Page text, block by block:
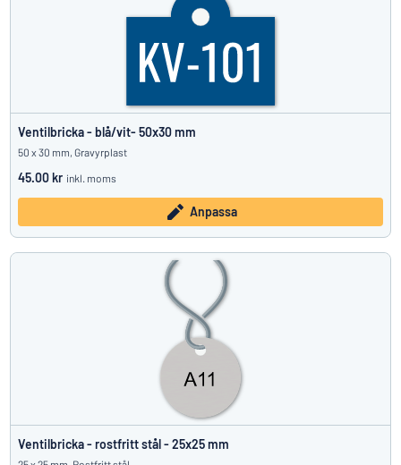
Ventilbricka - blå/vit- 50x30 mm
50 x 30 mm, Gravyrplast
45.00 kr inkl. moms
Anpassa
Ventilbricka - rostfritt stål - 25x25 mm